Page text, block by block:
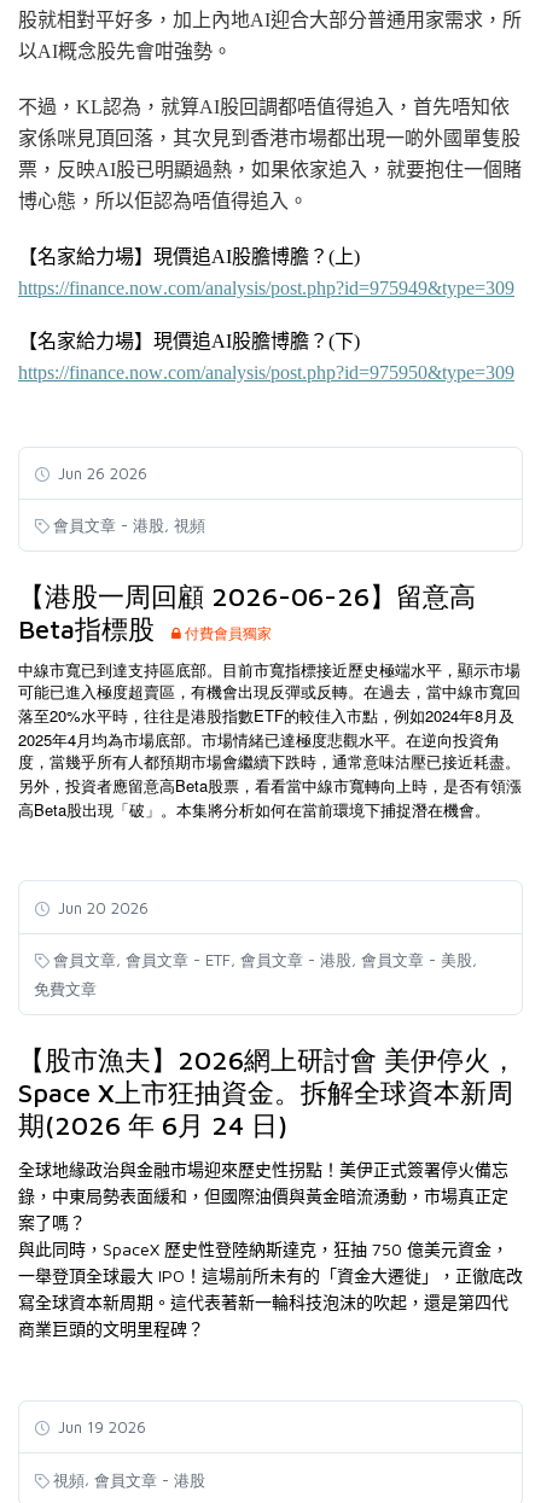
股就相對平好多，加上內地AI迎合大部分普通用家需求，所
以AI概念股先會咁強勢。
不過，KL認為，就算AI股回調都唔值得追入，首先唔知依
家係咪見頂回落，其次見到香港市場都出現一啲外國 單隻股
票 ，反映AI股已明顯過熱，如果依家追入，就要抱住一個賭
博心態，所以佢認為唔值得追入。
【名家給力場】現價追AI股膽博膽？ (上)
https://finance.now.com/analysis/post.php?id=975949&type=309
【名家給力場】現價追AI股膽博膽？ (下)
https://finance.now.com/analysis/post.php?id=975950&type=309
Jun 26 2026
會員文章 - 港股 視頻
【港股一周回顧 2026-06-26】留意高
Beta指標股
付費會員獨家
中線市寬已到達支持區底部。目前市寬指標接近歷史極端水平，顯示市場
可能已進入極度超賣區，有機會出現反彈或反轉。在過去，當中線市寬回
落至20%水平時，往往是港股指數ETF的較佳入市點，例如2024年8月及
2025年4月均為市場底部。市場情緒已達極度悲觀水平。在逆向投資角
度，當幾乎所有人都預期市場會繼續下跌時，通常意味沽壓已接近耗盡。
另外，投資者應留意高Beta股票，看看當中線市寬轉向上時，是否有領漲
高Beta股出現「破」。本集將分析如何在當前環境下捕捉潛在機會。
Jun 20 2026
會員文章 會員文章 - ETF 會員文章 - 港股 會員文章 - 美股
免費文章
【股市漁夫】2026網上研討會 美伊停火，
Space X上市狂抽資金。拆解全球資本新周
期(2026 年 6月 24 日)
全球地緣政治與金融市場迎來歷史性拐點！美伊正式簽署停火備忘
錄，中東局勢表面緩和，但國際油價與黃金暗流湧動，市場真正定
案了嗎？
與此同時， SpaceX 歷史性登陸納斯達克，狂抽 750 億美元資金，
一舉登頂全球最大 IPO ！這場前所未有的「資金大遷徙」，正徹底改
寫全球資本新周期。這代表著新一輪科技泡沫的吹起，還是第四代
商業巨頭的文明里程碑？
Jun 19 2026
視頻, 會員文章 - 港股